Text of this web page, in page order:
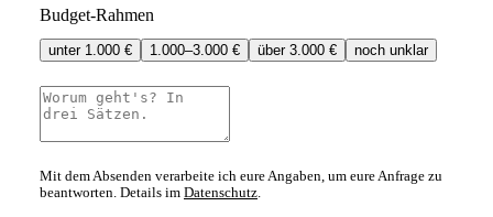
Budget-Rahmen
unter 1.000 € 1.000–3.000 € über 3.000 € noch unklar
Mit dem Absenden verarbeite ich eure Angaben, um eure Anfrage zu
beantworten. Details im Datenschutz.